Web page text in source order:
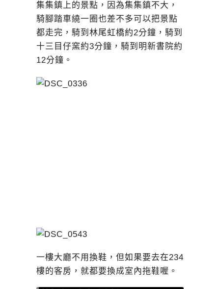
集集鎮上的景點，因為集集鎮不大，
騎腳踏車繞一圈也差不多可以把景點
都走完，騎到林尾虹橋約2分鐘，騎到
十三目仔窯約3分鐘，騎到明新書院約
12分鐘。
一樓大廳不用換鞋，但如果要去在234
樓的客房，就都要換成室內拖鞋喔。